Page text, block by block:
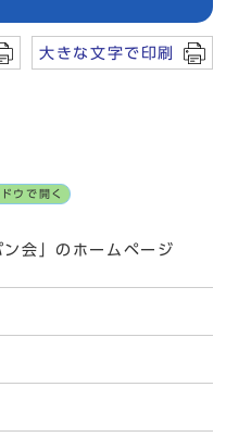
大きな文字で印刷
ウで開く
会」のホームページ